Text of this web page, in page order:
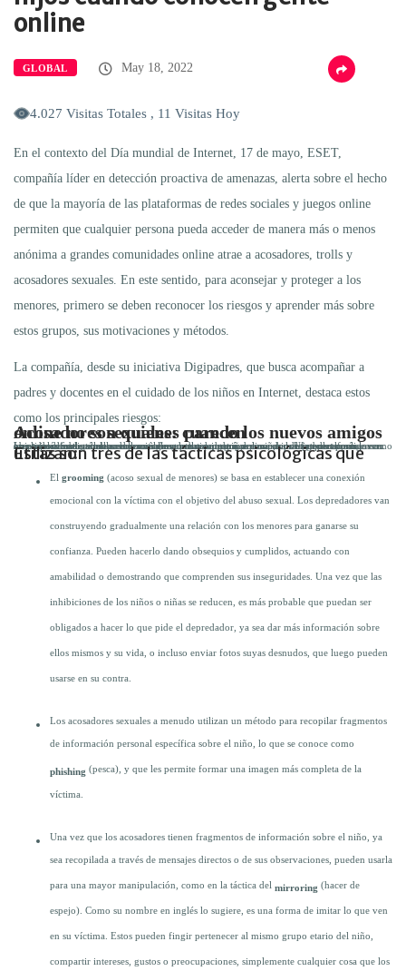
online
GLOBAL May 18, 2022
4.027 Visitas Totales , 11 Visitas Hoy
En el contexto del Día mundial de Internet, 17 de mayo, ESET,
compañía líder en detección proactiva de amenazas, alerta sobre el hecho
de que la mayoría de las plataformas de redes sociales y juegos online
permiten que cualquier persona pueda acceder de manera más o menos
anónima a grandes comunidades online atrae a acosadores, trolls y
acosadores sexuales. En este sentido, para aconsejar y proteger a los
menores, primero se deben reconocer los riesgos y aprender más sobre
estos grupos, sus motivaciones y métodos.
La compañía, desde su iniciativa Digipadres, que busca acompañar a
padres y docentes en el cuidado de los niños en Internet, destaca estos
como los principales riesgos:
Acosadores sexuales: cuando los nuevos amigos online no son quienes parecen
Los acosadores sexuales se ponen en contacto con niños o niñas por Internet con el objetivo de obligarlos a realizar alguna actividad de índole sexual. Usan plataformas como mensajería instantánea, redes sociales e incluso juegos online, donde pueden permanecer en el anonimato, a menudo haciéndose pasar por otra persona, por lo general más joven. Los adolescentes suelen correr un riesgo mayor, porque son curiosos y buscan ser aceptados. Suelen hablar con extraños de buena gana, a pesar de sentir que es peligroso.
Estas son tres de las tácticas psicológicas que utilizan:
El grooming (acoso sexual de menores) se basa en establecer una conexión
emocional con la víctima con el objetivo del abuso sexual. Los depredadores van
construyendo gradualmente una relación con los menores para ganarse su
confianza. Pueden hacerlo dando obsequios y cumplidos, actuando con
amabilidad o demostrando que comprenden sus inseguridades. Una vez que las
inhibiciones de los niños o niñas se reducen, es más probable que puedan ser
obligados a hacer lo que pide el depredador, ya sea dar más información sobre
ellos mismos y su vida, o incluso enviar fotos suyas desnudos, que luego pueden
usarse en su contra.
Los acosadores sexuales a menudo utilizan un método para recopilar fragmentos
de información personal específica sobre el niño, lo que se conoce como
phishing (pesca), y que les permite formar una imagen más completa de la
víctima.
Una vez que los acosadores tienen fragmentos de información sobre el niño, ya
sea recopilada a través de mensajes directos o de sus observaciones, pueden usarla
para una mayor manipulación, como en la táctica del mirroring (hacer de
espejo). Como su nombre en inglés lo sugiere, es una forma de imitar lo que ven
en su víctima. Estos pueden fingir pertenecer al mismo grupo etario del niño,
compartir intereses, gustos o preocupaciones, simplemente cualquier cosa que los